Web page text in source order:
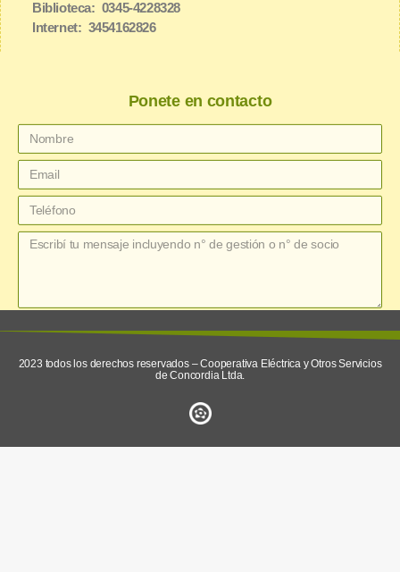
Biblioteca: 0345-4228328
Internet: 3454162826
Ponete en contacto
enviar
2023 todos los derechos reservados – Cooperativa Eléctrica y Otros Servicios
de Concordia Ltda.